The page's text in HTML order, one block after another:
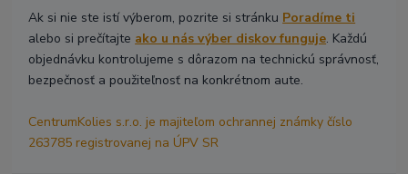
Ak si nie ste istí výberom, pozrite si stránku Poradíme ti
alebo si prečítajte ako u nás výber diskov funguje. Každú
objednávku kontrolujeme s dôrazom na technickú správnosť,
bezpečnosť a použiteľnosť na konkrétnom aute.
CentrumKolies s.r.o. je majiteľom ochrannej známky číslo
263785 registrovanej na ÚPV SR